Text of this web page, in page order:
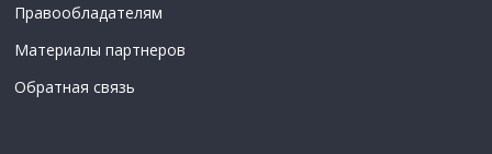
Правообладателям
Материалы партнеров
Обратная связь